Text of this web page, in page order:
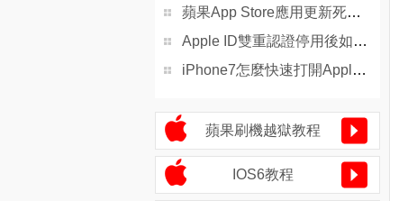
蘋果App Store應用更新死循環怎麼解決
Apple ID雙重認證停用後如何快速恢復賬號
iPhone7怎麼快速打開Apple Pay
蘋果刷機越獄教程
IOS6教程